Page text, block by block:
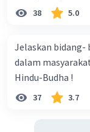
38 5.0
Jelaskan bidang-
dalam
Hindu-Budha !
37 3.7